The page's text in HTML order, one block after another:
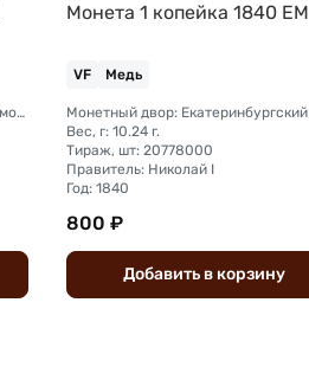
Монетный двор: Екатеринбургский монетный двор
Монета 1 копейка 1840 ЕМ
VF Медь
Вес, г: 10.24 г.
Тираж, шт: 20778000
Правитель: Николай I
Год: 1840
800 ₽
Добавить вкорзину